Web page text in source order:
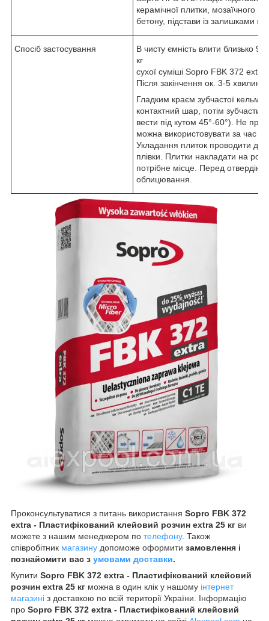
керамічної плитки, мозаїчного
бетону, підстави із залишками
Спосіб застосування
В чисту ємність влити близько
кг
сухої суміші Sopro FBK 372
Після закінчення ок. 3-5 хвилин
Гладким краєм зубчастої
контактний шар, потім
вести під кутом 45°-60°). Не
можна використовувати за час
Укладання плиток проводити до
плівки. Плитки накладати на
потрібне місце. Перед
облицювання.
Проконсультуватися з питань використання Sopro FBK 372
extra - Пластифікований клейовий розчин extra 25 кг ви
можете з нашим менеджером по телефону. Також
співробітник магазину допоможе оформити замовлення і
познайомити вас з умовами доставки.
Купити Sopro FBK 372 extra - Пластифікований клейовий
розчин extra 25 кг можна в один клік у нашому інтернет
магазині з доставкою по всій території України. Інформацію
про Sopro FBK 372 extra - Пластифікований клейовий